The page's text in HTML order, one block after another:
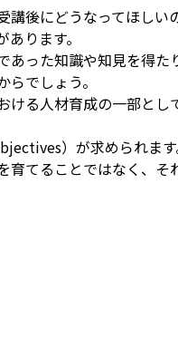
講後にどうなってほ
ります。
った知識や知見を得
でしょう。
る人材育成の一部と
）が求められます
てることではなく、